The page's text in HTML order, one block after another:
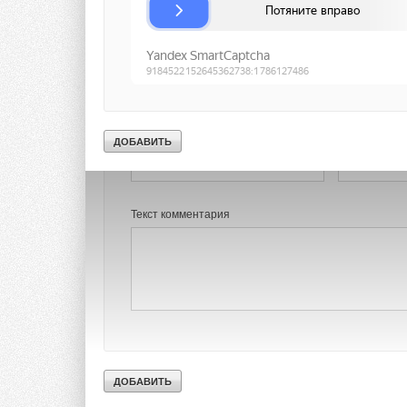
Ваше имя *
Текст комментария
→ Особенности
ЖУРНАЛ СОК
Комментарии
В этой теме еще нет комментариев